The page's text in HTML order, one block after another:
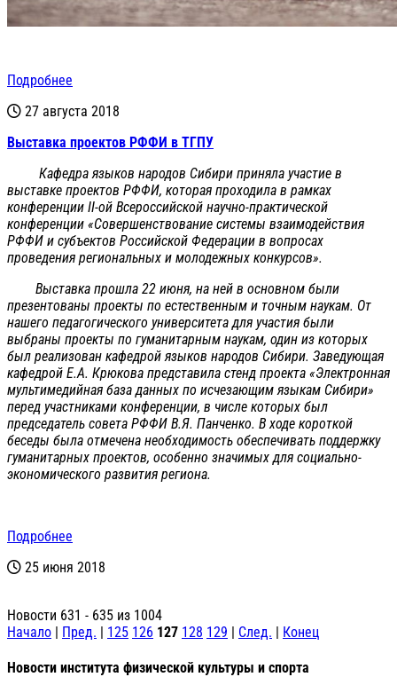
Подробнее
27 августа 2018
Выставка проектов РФФИ в ТГПУ
Кафедра языков народов Сибири приняла участие в
выставке проектов РФФИ, которая проходила в рамках
конференции II-ой Всероссийской научно-практической
конференции «Совершенствование системы взаимодействия
РФФИ и субъектов Российской Федерации в вопросах
проведения региональных и молодежных конкурсов».
Выставка прошла 22 июня, на ней в основном были
презентованы проекты по естественным и точным наукам. От
нашего педагогического университета для участия были
выбраны проекты по гуманитарным наукам, один из которых
был реализован кафедрой языков народов Сибири. Заведующая
кафедрой Е.А. Крюкова представила стенд проекта «Электронная
мультимедийная база данных по исчезающим языкам Сибири»
перед участниками конференции, в числе которых был
председатель совета РФФИ В.Я. Панченко. В ходе короткой
беседы была отмечена необходимость обеспечивать поддержку
гуманитарных проектов, особенно значимых для социально-
экономического развития региона.
Подробнее
25 июня 2018
Новости 631 - 635 из 1004
Начало | Пред. | 125 126 127 128 129 | След. | Конец
Новости института физической культуры и спорта